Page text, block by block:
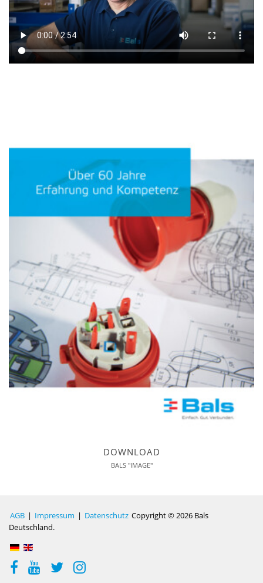
DOWNLOAD
BALS "IMAGE"
AGB | Impressum | Datenschutz Copyright © 2026 Bals
Deutschland.